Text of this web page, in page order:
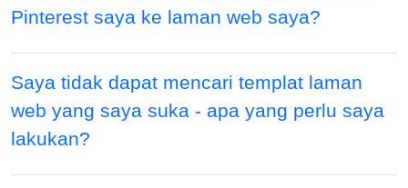
Pinterest saya ke laman web saya?
Saya tidak dapat mencari templat laman
web yang saya suka - apa yang perlu saya
lakukan?